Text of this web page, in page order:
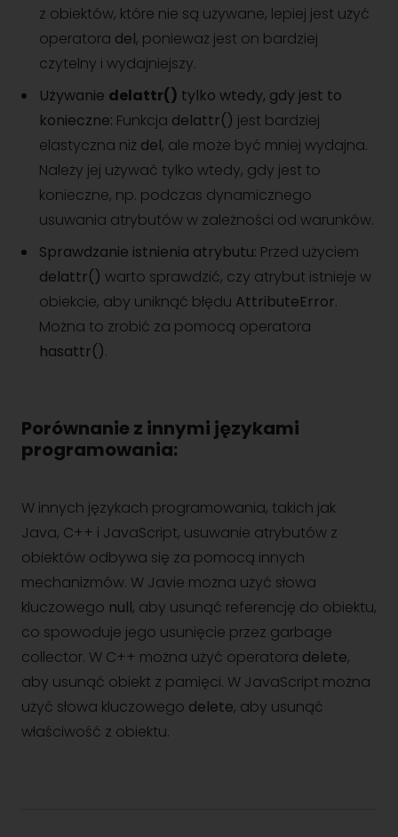
z obiektów, które nie są używane, lepiej jest użyć
operatora del, ponieważ jest on bardziej
czytelny i wydajniejszy.
Używanie delattr() tylko wtedy, gdy jest to
konieczne: Funkcja delattr() jest bardziej
elastyczna niż del, ale może być mniej wydajna.
Należy jej używać tylko wtedy, gdy jest to
konieczne, np. podczas dynamicznego
usuwania atrybutów w zależności od warunków.
Sprawdzanie istnienia atrybutu: Przed użyciem
delattr() warto sprawdzić, czy atrybut istnieje w
obiekcie, aby uniknąć błędu AttributeError.
Można to zrobić za pomocą operatora
hasattr().
Porównanie z innymi językami
programowania:
W innych językach programowania, takich jak
Java, C++ i JavaScript, usuwanie atrybutów z
obiektów odbywa się za pomocą innych
mechanizmów. W Javie można użyć słowa
kluczowego null, aby usunąć referencję do obiektu,
co spowoduje jego usunięcie przez garbage
collector. W C++ można użyć operatora delete,
aby usunąć obiekt z pamięci. W JavaScript można
użyć słowa kluczowego delete, aby usunąć
właściwość z obiektu.